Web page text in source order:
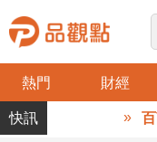
熱門 財經
品
觀
百